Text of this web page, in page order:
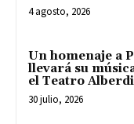
4 agosto, 2026
Un homenaje a
llevará su
el Teatro Alberdi
30 julio, 2026